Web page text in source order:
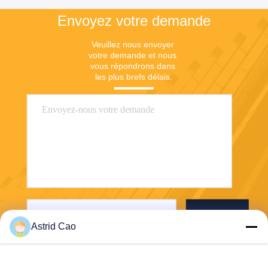
Envoyez votre demande
Veuillez nous envoyer
votre demande et nous
vous répondrons dans
les plus brefs délais.
Astrid Cao